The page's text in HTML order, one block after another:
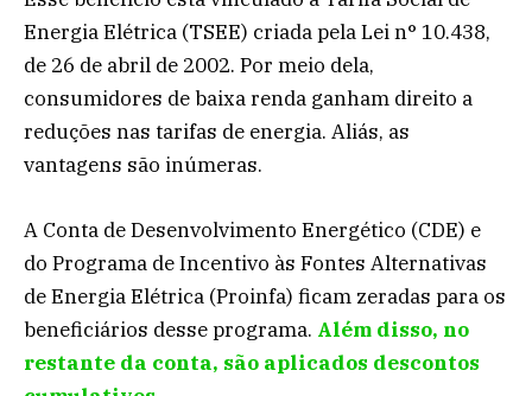
Energia Elétrica (TSEE) criada pela Lei n° 10.438,
de 26 de abril de 2002. Por meio dela,
consumidores de baixa renda ganham direito a
reduções nas tarifas de energia. Aliás, as
vantagens são inúmeras.
A Conta de Desenvolvimento Energético (CDE) e
do Programa de Incentivo às Fontes Alternativas
de Energia Elétrica (Proinfa) ficam zeradas para os
beneficiários desse programa. Além disso, no
restante da conta, são aplicados descontos